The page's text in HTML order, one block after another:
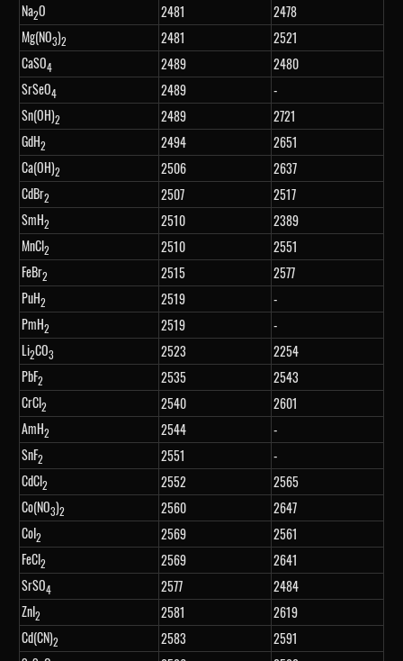
Na2O 2481
2478
Mg(NO3)2 2481
2521
CaSO4 2489
2480
SrSeO4 2489
-
Sn(OH)2 2489
2721
GdH2 2494
2651
Ca(OH)2 2506
2637
CdBr2 2507
2517
SmH2 2510
2389
MnCl2 2510
2551
FeBr2 2515
2577
PuH2 2519
-
PmH2 2519
-
Li2CO3 2523
2254
PbF2 2535
2543
CrCl2 2540
2601
AmH2 2544
-
SnF2 2551
-
CdCl2 2552
2565
Co(NO3)2 2560
2647
CoI2 2569
2561
FeCl2 2569
2641
SrSO4 2577
2484
ZnI2 2581
2619
Cd(CN)2 2583
2591